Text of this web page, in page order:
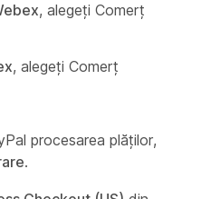
, alegeți Comerț
, alegeți Comerț
procesarea plăților,
.